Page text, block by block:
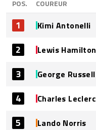
POS. COUREUR
1 Kimi Antonelli
2 Lewis Hamilton
3 George Russell
4 Charles Leclerc
5 Lando Norris